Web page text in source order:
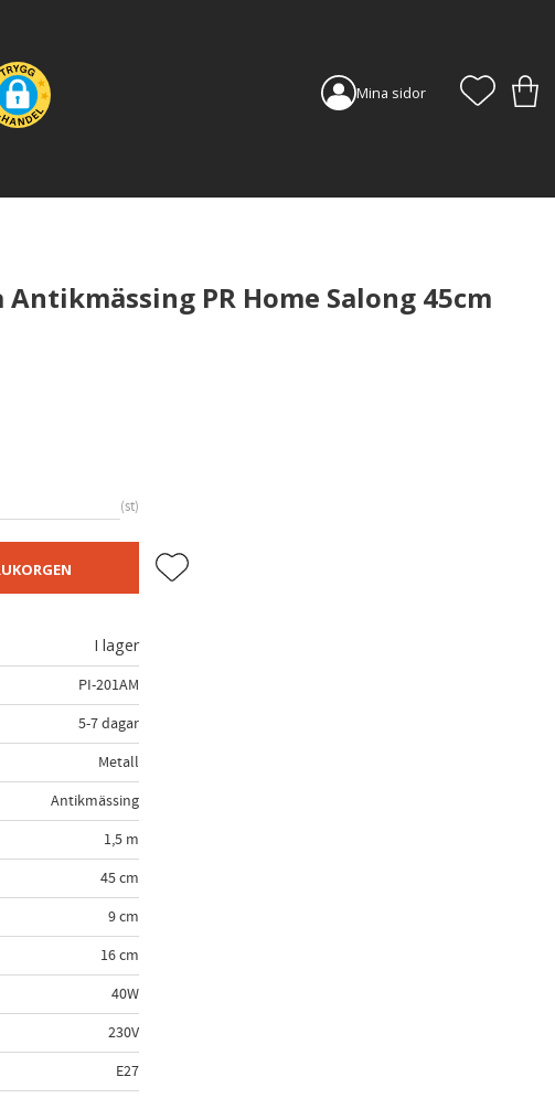
Mina sidor
Antikmässing PR Home Salong 45cm
st
Lägg till i favoriter
I lager
PI-201AM
5-7 dagar
Metall
Antikmässing
1,5 m
45 cm
9 cm
16 cm
40W
230V
E27